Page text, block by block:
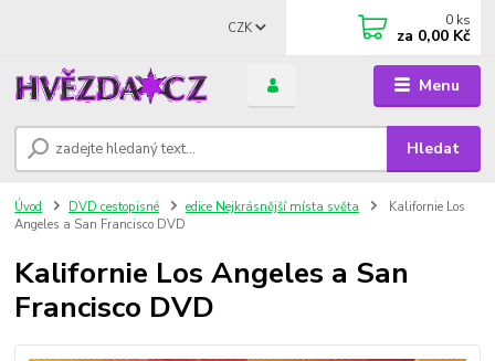
Menu
CZK
Hledat
0 ks
za 0,00 Kč
Úvod DVD cestopisné edice Nejkrásnější místa světa
Kalifornie Los
Angeles a San Francisco DVD
Kalifornie Los Angeles a San
Francisco DVD